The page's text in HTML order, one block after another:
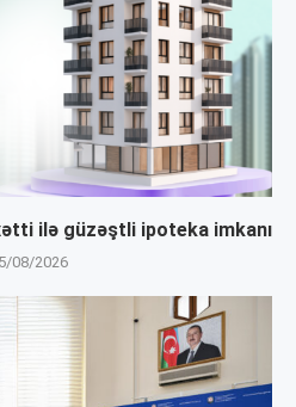
ilə güzəştli ipoteka imkanı
08/2026